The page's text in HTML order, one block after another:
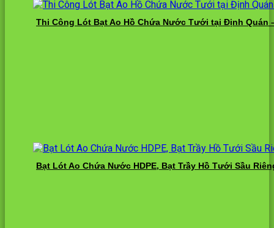
Thi Công Lót Bạt Ao Hồ Chứa Nước Tưới tại Định Quán
Bạt Lót Ao Chứa Nước HDPE, Bạt Trầy Hồ Tưới Sầu